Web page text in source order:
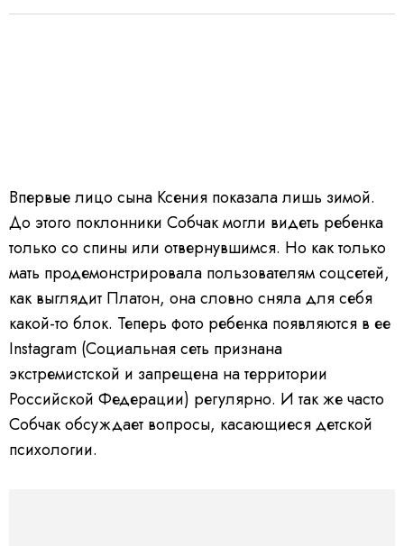
Впервые лицо сына Ксения показала лишь зимой.
До этого поклонники Собчак могли видеть ребенка
только со спины или отвернувшимся. Но как только
мать продемонстрировала пользователям соцсетей,
как выглядит Платон, она словно сняла для себя
какой-то блок. Теперь фото ребенка появляются в ее
Instagram (Социальная сеть признана
экстремистской и запрещена на территории
Российской Федерации) регулярно. И так же часто
Собчак обсуждает вопросы, касающиеся детской
психологии.